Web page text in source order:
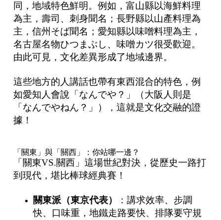
同，地域特色鮮明。例如，富山縣以海鮮料理
為主，壽司、刺身聞名；長野縣以山產料理為
主，信州そば聞名；愛知縣以味噌料理為主，
名古屋名物ひつまぶし、味噌カツ很受歡迎。
由此可見，文化差異形成了地域邊界。
這些地方的人講話也帶有東西混合的特色，例
如愛知人會說「なんでや？」（大阪人則是
「なんでやねん？」），這就是文化交融的證
據！
「關東」與「關西」：你站哪一邊？
「關東VS.關西」這場世紀對決，從歷史一路打
到現代，堪比棒球經典賽！
關東派（東京代表）
：講求效率、步調
快、口味重，地鐵走路要快、排隊要守規